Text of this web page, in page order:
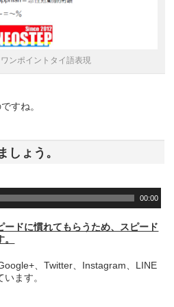
ンポイントタイ語表現
すね。
しょう。
00:00
ードに慣れてもらうため、スピード
、Twitter、Instagram、LINE
ます。